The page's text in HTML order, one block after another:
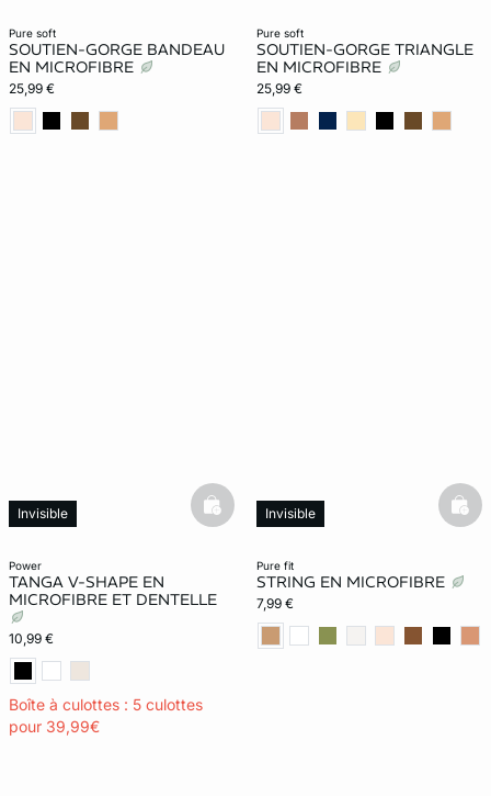
pure soft
SOUTIEN-GORGE BANDEAU
EN MICROFIBRE
25,99 €
pure soft
SOUTIEN-GORGE TRIANGLE
EN MICROFIBRE
25,99 €
power
TANGA V-SHAPE EN
MICROFIBRE ET DENTELLE
10,99 €
Boîte à culottes : 5 culottes
pour 39,99€
Invisible basketfull
pure fit
STRING EN MICROFIBRE
7,99 €
Invisible